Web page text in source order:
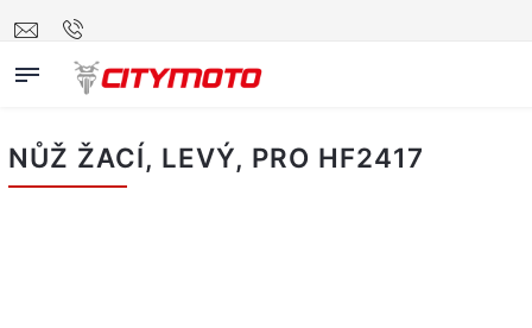
NŮŽ ŽACÍ, LEVÝ, PRO HF2417